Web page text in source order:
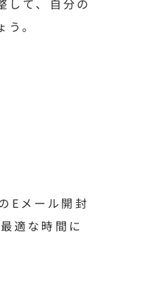
して、自分の
。
Eメール開封
適な時間に